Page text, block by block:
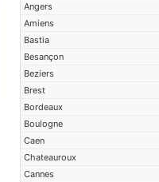
Angers
Amiens
Bastia
Besançon
Beziers
Brest
Bordeaux
Boulogne
Caen
Chateauroux
Cannes